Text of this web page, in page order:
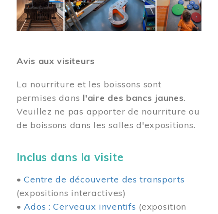
Avis aux visiteurs
La nourriture et les boissons sont
permises dans l'aire des bancs jaunes.
Veuillez ne pas apporter de nourriture ou
de boissons dans les salles d'expositions.
Inclus dans la visite
•Centre de découverte des transports
(expositions interactives)
•Ados : Cerveaux inventifs (exposition